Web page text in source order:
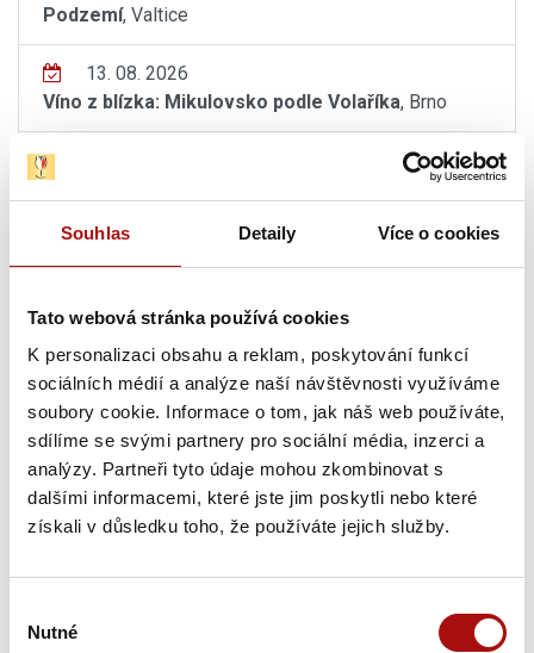
Souhlas Detaily Více o cookies
Tato webová stránka používá cookies
K personalizaci obsahu a reklam, poskytování funkcí
sociálních médií a analýze naší návštěvnosti využíváme
soubory cookie. Informace o tom, jak náš web používáte,
sdílíme se svými partnery pro sociální média, inzerci a
analýzy. Partneři tyto údaje mohou zkombinovat s
dalšími informacemi, které jste jim poskytli nebo které
získali v důsledku toho, že používáte jejich služby.
souhlasu
Nutné
Podzemí, Valtice
13. 08. 2026
Víno z blízka: Mikulovsko podle Volaříka, Brno
, Hustopeče
13. 08. - 14. 08. 2026
Sommelier junior – praktická část, Valtice
Pátek, 14. 08. 2026
13. 08. - 14. 08. 2026
Sommelier junior – praktická část, Valtice
Hudba na vinicích: Olympic – Vinařství Sonberk,
Popice